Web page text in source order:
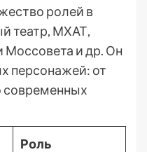
ролей в
театр, МХАТ,
Моссовета и др. Он
персонажей: от
современных
Роль